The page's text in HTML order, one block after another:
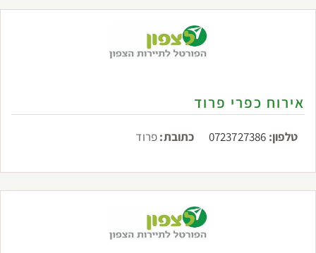
אירוח כפרי פרוד
טלפון: 0723727386 כתובת:פרוד